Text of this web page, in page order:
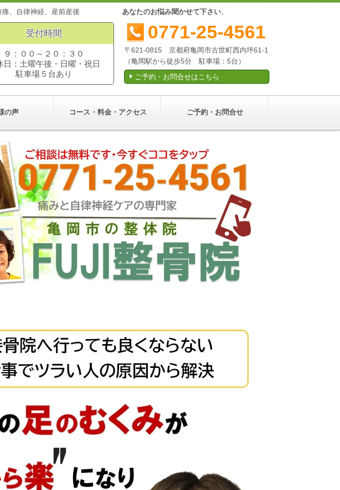
節、膝痛、自律神経、産前産後 あなたのお悩み聞かせて下さい。
受付時間
９：００～２０：３０
：土曜午後・日曜・祝日
駐車場５台あり
0771-25-4561
〒621-0815 京都府亀岡市古世町西内坪61-1
（亀岡駅から徒歩5分 駐車場：5台）
ご予約・お問合せはこちら
の声 コース・料金・アクセス ご予約・お問合せ